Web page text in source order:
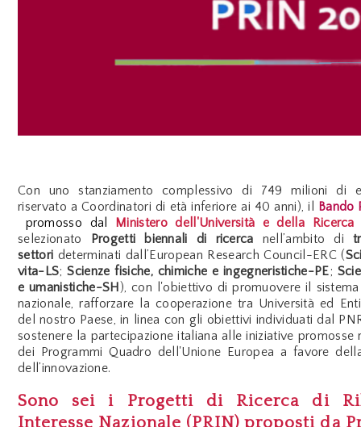
Con uno stanziamento complessivo di 749 milioni di
riservato a Coordinatori di età inferiore ai 40 anni), il
Bando
promosso dal
Ministero dell'Università e della
selezionato
Progetti biennali di ricerca nell’ambito di
settori determinati dall’European Research Council-ERC (
vita-LS;Scienze fisiche, chimiche e ingegneristiche-PE;
e umanistiche-SH), con l'obiettivo dipromuovere il
nazionale,rafforzare la cooperazione tra Università ed
del nostro Paese , in linea con gli obiettivi individuati dal
sostenere la partecipazione italiana alle iniziative promosse
dei Programmi Quadro dell'Unione Europea a favore
dell’innovazione.
Sono sei i Progetti di Ricerca di
Interesse Nazionale (PRIN) proposti da